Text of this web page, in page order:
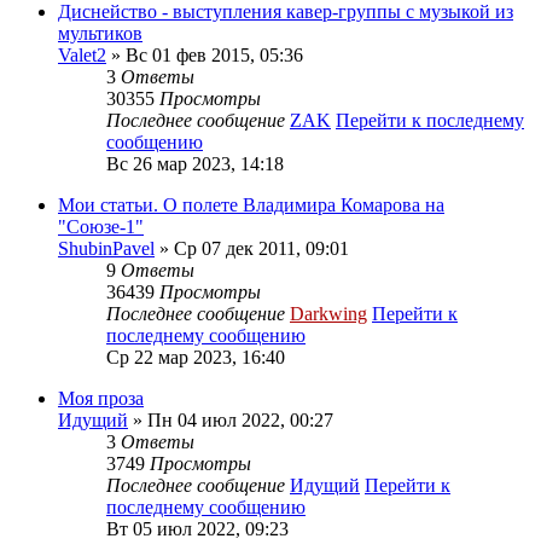
Диснейство - выступления кавер-группы с музыкой из
мультиков
Valet2 » Вс 01 фев 2015, 05:36
3 Ответы
30355 Просмотры
Последнее сообщение ZAK Перейти к последнему
сообщению
Вс 26 мар 2023, 14:18
Мои статьи. О полете Владимира Комарова на
"Союзе-1"
ShubinPavel » Ср 07 дек 2011, 09:01
9 Ответы
36439 Просмотры
Последнее сообщение Darkwing Перейти к
последнему сообщению
Ср 22 мар 2023, 16:40
Моя проза
Идущий » Пн 04 июл 2022, 00:27
3 Ответы
3749 Просмотры
Последнее сообщение Идущий Перейти к
последнему сообщению
Вт 05 июл 2022, 09:23